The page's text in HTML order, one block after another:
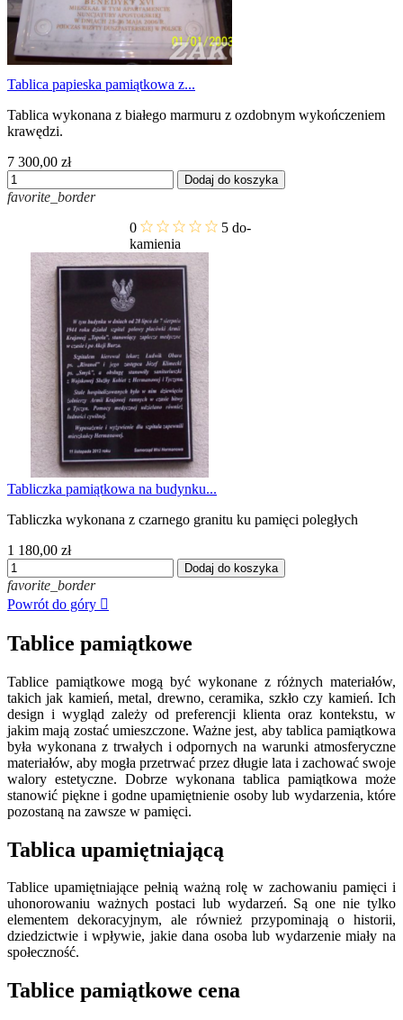
Tablica papieska pamiątkowa z...
Tablica wykonana z białego marmuru z ozdobnym wykończeniem
krawędzi.
7 300,00 zł
Dodaj do koszyka
favorite_border
0
5 do-
kamienia
Tabliczka pamiątkowa na budynku...
Tabliczka wykonana z czarnego granitu ku pamięci poległych
1 180,00 zł
Dodaj do koszyka
favorite_border
Powrót do góry 
Tablice pamiątkowe
Tablice pamiątkowe mogą być wykonane z różnych materiałów,
takich jak kamień, metal, drewno, ceramika, szkło czy kamień. Ich
design i wygląd zależy od preferencji klienta oraz kontekstu, w
jakim mają zostać umieszczone. Ważne jest, aby tablica pamiątkowa
była wykonana z trwałych i odpornych na warunki atmosferyczne
materiałów, aby mogła przetrwać przez długie lata i zachować swoje
walory estetyczne. Dobrze wykonana tablica pamiątkowa może
stanowić piękne i godne upamiętnienie osoby lub wydarzenia, które
pozostaną na zawsze w pamięci.
Tablica upamiętniającą
Tablice upamiętniające pełnią ważną rolę w zachowaniu pamięci i
uhonorowaniu ważnych postaci lub wydarzeń. Są one nie tylko
elementem dekoracyjnym, ale również przypominają o historii,
dziedzictwie i wpływie, jakie dana osoba lub wydarzenie miały na
społeczność.
Tablice pamiątkowe cena